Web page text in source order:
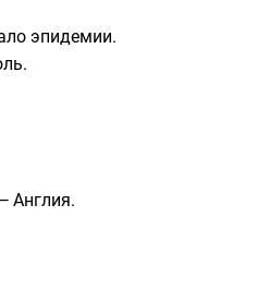
эпидемии.
.
Англия.